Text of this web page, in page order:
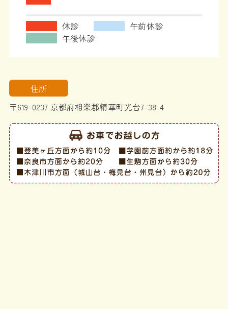
休診
午前休診
午後休診
住所
〒619-0237 京都府相楽郡精華町光台7-38-4